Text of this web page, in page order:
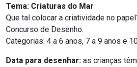
Tema: Criaturas do Mar
Que tal colocar a criatividade no
Concurso de Desenho.
Categorias: 4 a 6 anos, 7 a 9 anos e
Data para desenhar: as crianças